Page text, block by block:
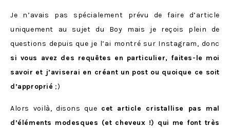
Je n’avais pas spécialement prévu de faire d’article
uniquement au sujet du Boy mais je reçois plein de
questions depuis que je l’ai montré sur Instagram, donc
si vous avez des requêtes en particulier, faites-le moi
savoir et j’aviserai en créant un post ou quoique ce soit
d’approprié ;)
Alors voilà, disons que cet article cristallise pas mal
d’éléments modesques (et cheveux !) qui me font très